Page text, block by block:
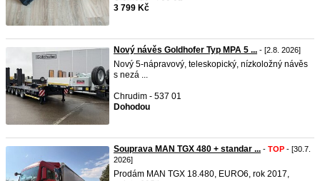
3 799 Kč
Nový návěs Goldhofer Typ MPA 5 ... - [2.8. 2026]
Nový 5-nápravový, teleskopický, nízkoložný návěs
s nezá ...
Chrudim - 537 01
Dohodou
Souprava MAN TGX 480 + standar ... - TOP - [30.7.
2026]
Prodám MAN TGX 18.480, EURO6, rok 2017,